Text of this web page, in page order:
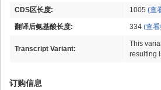
CDS区长度: 1005 (查
翻译后氨基酸长度: 334 (查
Transcript Variant:
This
resulting
订购信息